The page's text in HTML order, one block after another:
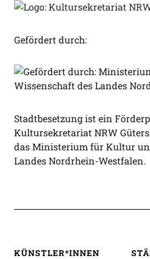
Gefördert durch:
Stadtbesetzung ist ein
Kultursekretariat NRW
das Ministerium für Kultur
Landes Nordrhein-Westfalen.
KÜNSTLER*INNEN